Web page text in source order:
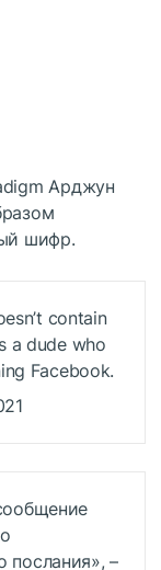
Арджун
шифр.
contain
a dude who
Facebook.
послания», –